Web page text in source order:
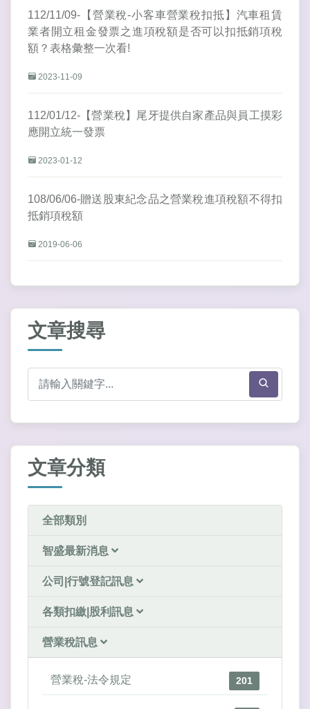
112/11/09-【營業稅-小客車營業稅扣抵】汽車租賃
業者開立租金發票之進項稅額是否可以扣抵銷項稅
額？表格彙整一次看!
2023-11-09
112/01/12-【營業稅】尾牙提供自家產品與員工摸彩
應開立統一發票
2023-01-12
108/06/06-贈送股東紀念品之營業稅進項稅額不得扣
抵銷項稅額
2019-06-06
文章搜尋
文章分類
全部類別
智盛最新消息
公司|行號登記訊息
各類扣繳|股利訊息
營業稅訊息
營業稅-法令規定 201